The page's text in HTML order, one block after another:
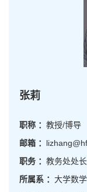
张莉
职称 ： 教授/博导
邮箱 ：
职务 ： 教务处处
所属系 ： 大学数学